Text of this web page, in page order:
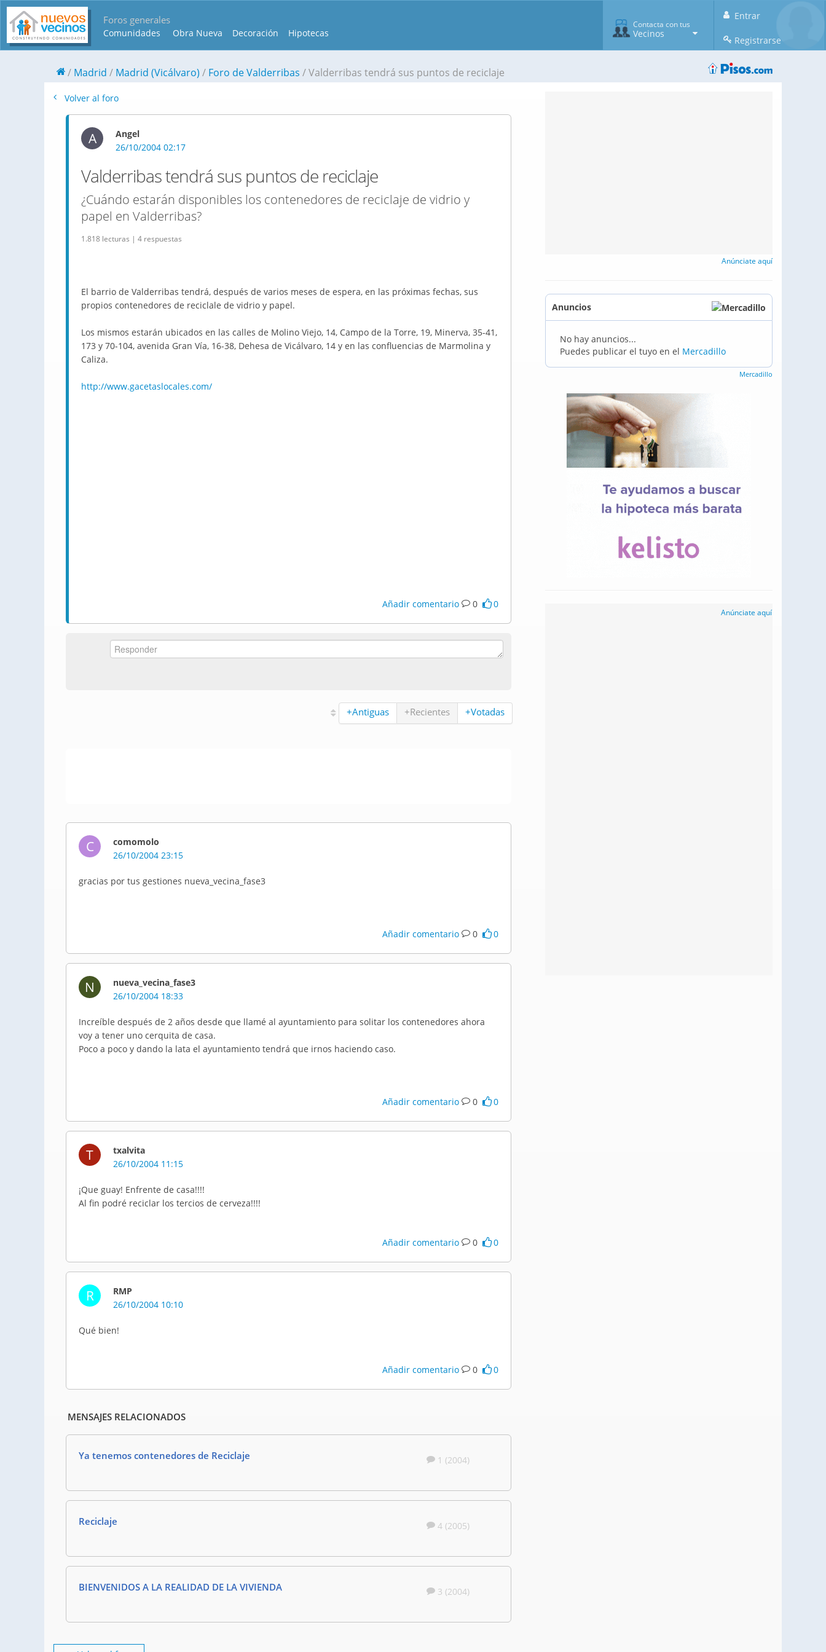
Foros generales
Comunidades Obra Nueva Decoración Hipotecas
Entrar
Registrarse
Contacta con tus
Vecinos
Madrid Madrid (Vicálvaro) Foro de Valderribas Valderribas tendrá sus puntos de reciclaje
Volver al foro
A
Angel
26/10/2004 02:17
Valderribas tendrá sus puntos de reciclaje
¿Cuándo estarán disponibles los contenedores de reciclaje de vidrio y
papel en Valderribas?
1.818 lecturas | 4 respuestas
El barrio de Valderribas tendrá, después de varios meses de espera, en las próximas fechas, sus
propios contenedores de reciclale de vidrio y papel.
Los mismos estarán ubicados en las calles de Molino Viejo, 14, Campo de la Torre, 19, Minerva, 35-41,
173 y 70-104, avenida Gran Vía, 16-38, Dehesa de Vicálvaro, 14 y en las confluencias de Marmolina y
Caliza.
http://www.gacetaslocales.com/
Añadir comentario 0 0
+Antiguas +Recientes +Votadas
C
comomolo
26/10/2004 23:15
gracias por tus gestiones nueva_vecina_fase3
Añadir comentario 0 0
N
nueva_vecina_fase3
26/10/2004 18:33
Increíble después de 2 años desde que llamé al ayuntamiento para solitar los contenedores ahora
voy a tener uno cerquita de casa.
Poco a poco y dando la lata el ayuntamiento tendrá que irnos haciendo caso.
Añadir comentario 0 0
T
txalvita
26/10/2004 11:15
¡Que guay! Enfrente de casa!!!!
Al fin podré reciclar los tercios de cerveza!!!!
Añadir comentario 0 0
R
RMP
26/10/2004 10:10
Qué bien!
Añadir comentario 0 0
MENSAJES RELACIONADOS
Ya tenemos contenedores de Reciclaje 1 (2004)
Reciclaje 4 (2005)
BIENVENIDOS A LA REALIDAD DE LA VIVIENDA 3 (2004)
Anúnciate aquí
Anuncios
No hay anuncios...
Puedes publicar el tuyo en el Mercadillo
Mercadillo
Anúnciate aquí